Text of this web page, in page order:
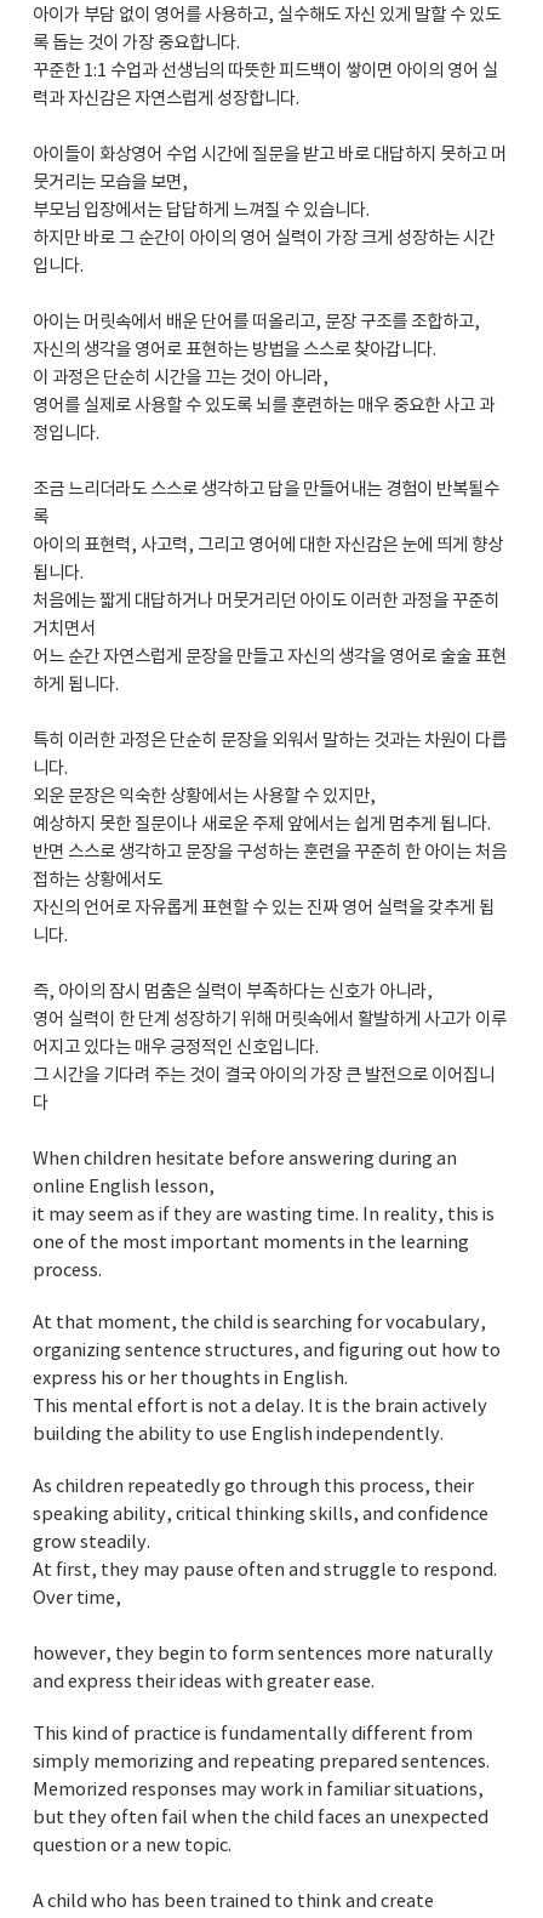
아이가 부담 없이 영어를 사용하고, 실수해도 자신 있게 말할 수 있도
록 돕는 것이 가장 중요합니다.
꾸준한 1:1 수업과 선생님의 따뜻한 피드백이 쌓이면 아이의 영어 실
력과 자신감은 자연스럽게 성장합니다.
아이들이 화상영어 수업 시간에 질문을 받고 바로 대답하지 못하고 머
뭇거리는 모습을 보면,
부모님 입장에서는 답답하게 느껴질 수 있습니다.
하지만 바로 그 순간이 아이의 영어 실력이 가장 크게 성장하는 시간
입니다.
아이는 머릿속에서 배운 단어를 떠올리고, 문장 구조를 조합하고,
자신의 생각을 영어로 표현하는 방법을 스스로 찾아갑니다.
이 과정은 단순히 시간을 끄는 것이 아니라,
영어를 실제로 사용할 수 있도록 뇌를 훈련하는 매우 중요한 사고 과
정입니다.
조금 느리더라도 스스로 생각하고 답을 만들어내는 경험이 반복될수
록
아이의 표현력, 사고력, 그리고 영어에 대한 자신감은 눈에 띄게 향상
됩니다.
처음에는 짧게 대답하거나 머뭇거리던 아이도 이러한 과정을 꾸준히
거치면서
어느 순간 자연스럽게 문장을 만들고 자신의 생각을 영어로 술술 표현
하게 됩니다.
특히 이러한 과정은 단순히 문장을 외워서 말하는 것과는 차원이 다릅
니다.
외운 문장은 익숙한 상황에서는 사용할 수 있지만,
예상하지 못한 질문이나 새로운 주제 앞에서는 쉽게 멈추게 됩니다.
반면 스스로 생각하고 문장을 구성하는 훈련을 꾸준히 한 아이는 처음
접하는 상황에서도
자신의 언어로 자유롭게 표현할 수 있는 진짜 영어 실력을 갖추게 됩
니다.
즉, 아이의 잠시 멈춤은 실력이 부족하다는 신호가 아니라,
영어 실력이 한 단계 성장하기 위해 머릿속에서 활발하게 사고가 이루
어지고 있다는 매우 긍정적인 신호입니다.
그 시간을 기다려 주는 것이 결국 아이의 가장 큰 발전으로 이어집니
다
When children hesitate before answering during an
online English lesson,
it may seem as if they are wasting time. In reality, this is
one of the most important moments in the learning
process.
At that moment, the child is searching for vocabulary,
organizing sentence structures, and figuring out how to
express his or her thoughts in English.
This mental effort is not a delay. It is the brain actively
building the ability to use English independently.
As children repeatedly go through this process, their
speaking ability, critical thinking skills, and confidence
grow steadily.
At first, they may pause often and struggle to respond.
Over time,
however, they begin to form sentences more naturally
and express their ideas with greater ease.
This kind of practice is fundamentally different from
simply memorizing and repeating prepared sentences.
Memorized responses may work in familiar situations,
but they often fail when the child faces an unexpected
question or a new topic.
A child who has been trained to think and create